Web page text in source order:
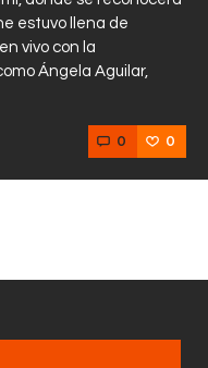
estuvo llena de
vivo con la
Ángela Aguilar,
0 0